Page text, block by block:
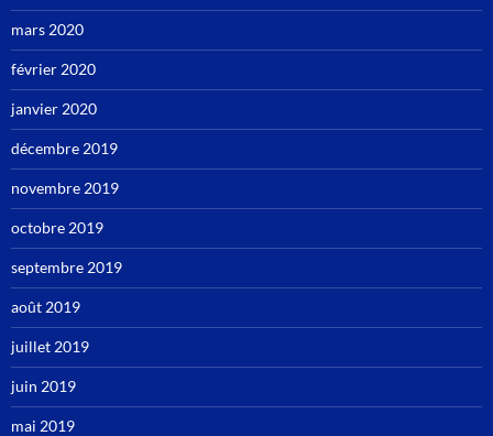
mars 2020
février 2020
janvier 2020
décembre 2019
novembre 2019
octobre 2019
septembre 2019
août 2019
juillet 2019
juin 2019
mai 2019